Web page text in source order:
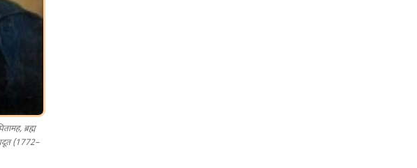
ब्रह्म
(1772–